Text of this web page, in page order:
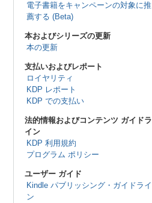
電子書籍をキャンペーンの対象に推
薦する (Beta)
本およびシリーズの更新
本の更新
支払いおよびレポート
ロイヤリティ
KDP レポート
KDP での支払い
法的情報およびコンテンツ ガイドラ
イン
KDP 利用規約
プログラム ポリシー
ユーザー ガイド
Kindle パブリッシング・ガイドライ
ン